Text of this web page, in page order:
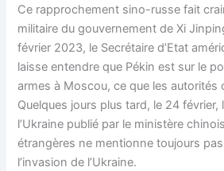
Ce rapprochement sino-russe fait
militaire du gouvernement de Xi
février 2023, le Secrétaire d’Etat
laisse entendre que Pékin est sur le
armes à Moscou, ce que les
Quelques jours plus tard, le 24
l’Ukraine publié par le ministère
étrangères ne mentionne toujours
l’invasion de l’Ukraine.